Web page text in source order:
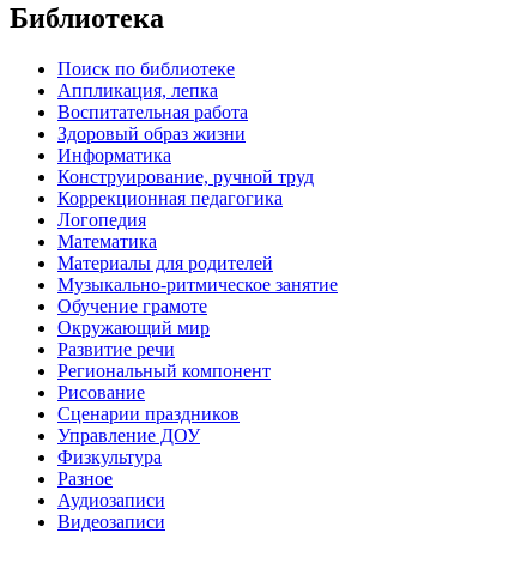
Библиотека
Поиск по библиотеке
Аппликация, лепка
Воспитательная работа
Здоровый образ жизни
Информатика
Конструирование, ручной труд
Коррекционная педагогика
Логопедия
Математика
Материалы для родителей
Музыкально-ритмическое занятие
Обучение грамоте
Окружающий мир
Развитие речи
Региональный компонент
Рисование
Сценарии праздников
Управление ДОУ
Физкультура
Разное
Аудиозаписи
Видеозаписи